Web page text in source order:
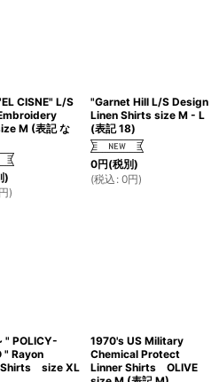
CISNE" L/S
M (表記 な
)
)
"Garnet Hill L/S Design
Linen Shirts size M - L
(表記 18)
0円(税別)
(税込 : 0円)
" POLICY-
" Rayon
Shirts size XL
1970's US Military
Chemical Protect
Linner Shirts OLIVE